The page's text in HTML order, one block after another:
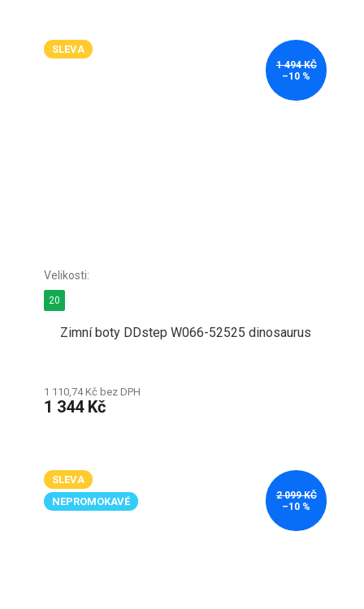
SLEVA
1 494 KČ
–10 %
Zimní boty DDstep W066-52525 dinosaurus
1 110,74 Kč bez DPH
1 344 Kč
20
SLEVA
NEPROMOKAVÉ
2 099 KČ
–10 %